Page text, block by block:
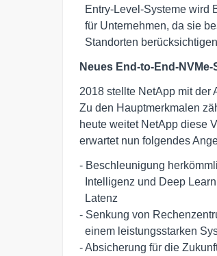
Standorten
Neues End-to-End-
2018 stellte NetApp mit der
Zu den Hauptmerkmalen
heute weitet NetApp diese
erwartet nun folgendes
- Beschleunigung
- Senkung von
- Absicherung für die